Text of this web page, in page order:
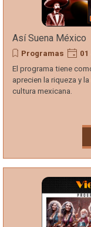
Así Suena México
Programas 01
El programa tiene
aprecien la riqueza y
cultura mexicana.